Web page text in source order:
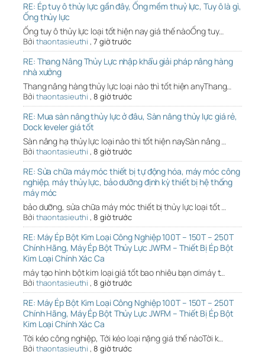
RE: Ép tuy ô thủy lực gần đây, Ống mềm thuỷ lực, Tuy ô là gì,
Ống thủy lực
Ống tuy ô thủy lực loại tốt hiện nay giá thế nàoỐng tuy…
Bởi thaontasieuthi , 7 giờ trước
RE: Thang Nâng Thủy Lực nhập khẩu giải pháp nâng hàng
nhà xưởng
Thang nâng hàng thủy lực loại nào thì tốt hiện anyThang…
Bởi thaontasieuthi , 8 giờ trước
RE: Mua sàn nâng thủy lực ở đâu, Sàn nâng thủy lực giá rẻ,
Dock leveler giá tốt
Sàn nâng hạ thủy lực loại nào thì tốt hiện naySàn nâng …
Bởi thaontasieuthi , 8 giờ trước
RE: Sửa chữa máy móc thiết bị tự động hóa, máy móc công
nghiệp, máy thủy lực, bảo dưỡng định kỳ thiết bị hệ thống
máy móc
bảo dưỡng, sửa chữa máy móc thiết bị thủy lực loại tốt …
Bởi thaontasieuthi , 8 giờ trước
RE: Máy Ép Bột Kim Loại Công Nghiệp 100T – 150T – 250T
Chính Hãng, Máy Ép Bột Thủy Lực JWFM – Thiết Bị Ép Bột
Kim Loại Chính Xác Ca
máy tạo hình bột kim loại giá tốt bao nhiêu bạn ơimáy t…
Bởi thaontasieuthi , 8 giờ trước
RE: Máy Ép Bột Kim Loại Công Nghiệp 100T – 150T – 250T
Chính Hãng, Máy Ép Bột Thủy Lực JWFM – Thiết Bị Ép Bột
Kim Loại Chính Xác Ca
Tời kéo công nghiệp, Tới kéo loại nặng giá thế nàoTời k…
Bởi thaontasieuthi , 8 giờ trước